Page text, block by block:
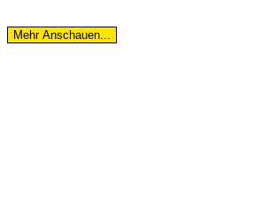
Mehr Anschauen...